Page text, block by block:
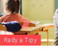
Rady a Tipy